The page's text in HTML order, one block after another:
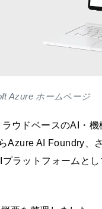
Azure ホームページ
ウドベースのAI・
Azure AI Foundry、
ラットフォームと